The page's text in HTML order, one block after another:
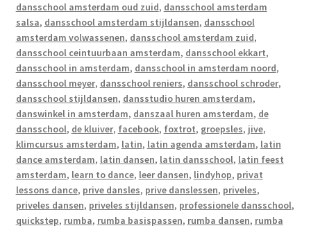
dansschool amsterdam oud zuid, dansschool amsterdam
salsa, dansschool amsterdam stijldansen, dansschool
amsterdam volwassenen, dansschool amsterdam zuid,
dansschool ceintuurbaan amsterdam, dansschool ekkart,
dansschool in amsterdam, dansschool in amsterdam noord,
dansschool meyer, dansschool reniers, dansschool schroder,
dansschool stijldansen, dansstudio huren amsterdam,
danswinkel in amsterdam, danszaal huren amsterdam, de
dansschool, de kluiver, facebook, foxtrot, groepsles, jive,
klimcursus amsterdam, latin, latin agenda amsterdam, latin
dance amsterdam, latin dansen, latin dansschool, latin feest
amsterdam, learn to dance, leer dansen, lindyhop, privat
lessons dance, prive dansles, prive danslessen, priveles,
priveles dansen, priveles stijldansen, professionele dansschool,
quickstep, rumba, rumba basispassen, rumba dansen, rumba